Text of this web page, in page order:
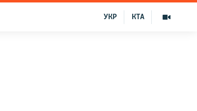
КТА
УКР